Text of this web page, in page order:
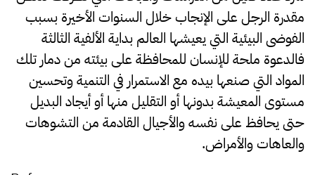
مقدرة الرجل على الإنجاب خلال السنوات الأخيرة بسبب
الفوضى البيئية التي يعيشها العالم بداية الألفية الثالثة
فالدعوة ملحة للإنسان للمحافظة على بيئته من دمار تلك
المواد التي صنعها بيده مع الاستمرار في التنمية وتحسين
مستوى المعيشة بدونها أو التقليل منها أو أيجاد البديل
حتى يحافظ على نفسه والأجيال القادمة من التشوهات
والعاهات والأمراض.